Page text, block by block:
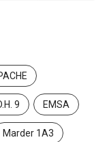
9 EMSA
Marder 1A3